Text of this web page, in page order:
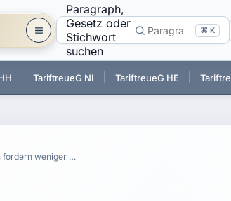
Paragraph,
Gesetz oder
Stichwort
suchen
⌘ K
TariftreueG NI TariftreueG HE
Tariftreue in Niedersachsen: Kommunen fordern weniger Bürokratie und höhere Wertgrenzen